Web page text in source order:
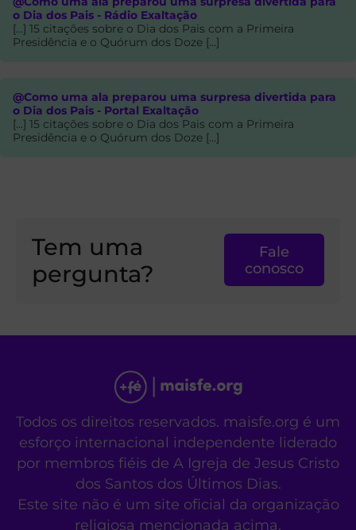
o Dia dos Pais - Rádio Exaltação
[…] 15 citações sobre o Dia dos Pais com a Primeira
Presidência e o Quórum dos Doze […]
@Como uma ala preparou uma surpresa divertida para
o Dia dos Pais - Portal Exaltação
[…] 15 citações sobre o Dia dos Pais com a Primeira
Presidência e o Quórum dos Doze […]
Tem uma
pergunta?
Fale
conosco
Todos os direitos reservados. maisfe.org é um
esforço internacional independente liderado
por membros fiéis de A Igreja de Jesus Cristo
dos Santos dos Últimos Dias.
Este site não é um site oficial da organização
religiosa mencionada acima.